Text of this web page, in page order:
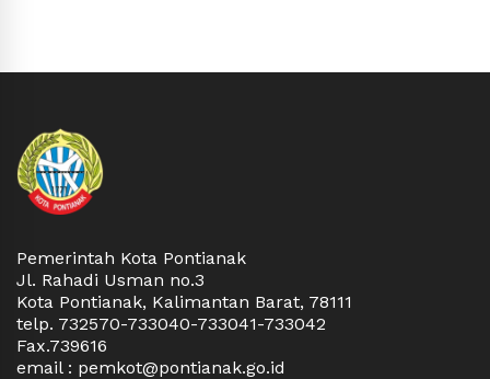
Pemerintah Kota Pontianak
Jl. Rahadi Usman no.3
Kota Pontianak, Kalimantan Barat, 78111
telp. 732570-733040-733041-733042
Fax.739616
email : pemkot@pontianak.go.id